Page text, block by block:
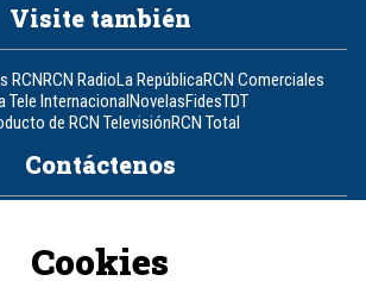
Visite también
RCNRCN RadioLa RepúblicaRCN Comerciales
Tele InternacionalNovelasFidesTDT
de RCN TelevisiónRCN Total
Contáctenos
Cookies